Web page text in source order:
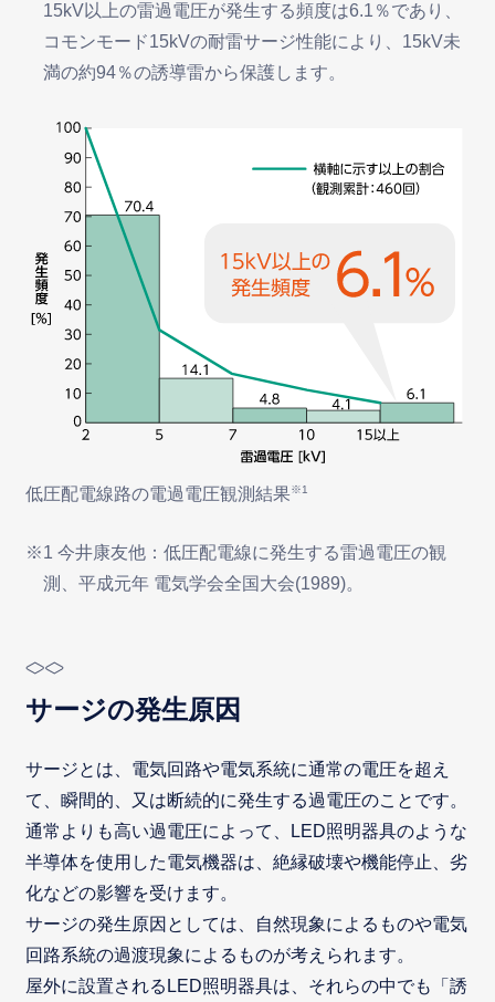
15kV以上の雷過電圧が発生する頻度は6.1％であり、
コモンモード15kVの耐雷サージ性能により、15kV未
満の約94％の誘導雷から保護します。
低圧配電線路の電過電圧観測結果※1
※1 今井康友他：低圧配電線に発生する雷過電圧の観
測、平成元年 電気学会全国大会(1989)。
サージの発生原因
サージとは、電気回路や電気系統に通常の電圧を超え
て、瞬間的、又は断続的に発生する過電圧のことです。
通常よりも高い過電圧によって、LED照明器具のような
半導体を使用した電気機器は、絶縁破壊や機能停止、劣
化などの影響を受けます。
サージの発生原因としては、自然現象によるものや電気
回路系統の過渡現象によるものが考えられます。
屋外に設置されるLED照明器具は、それらの中でも「誘